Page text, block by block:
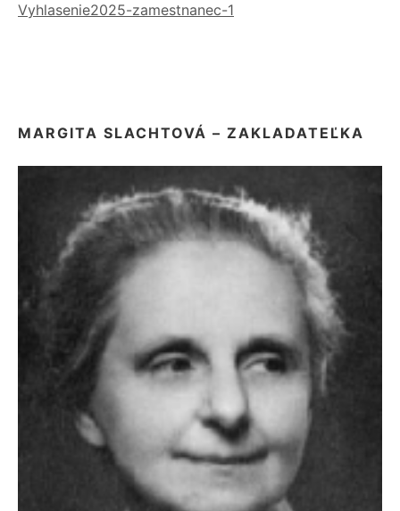
Vyhlasenie2025-zamestnanec-1
MARGITA SLACHTOVÁ – ZAKLADATEĽKA